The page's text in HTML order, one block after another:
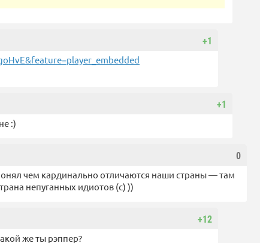
+1
+1
:)
0
чем кардинально отличаются наши страны — там
непуганных идиотов (с) ))
+12
же ты рэппер?